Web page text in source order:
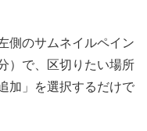
側のサムネイルペイン
）で、区切りたい場所
加」を選択するだけで